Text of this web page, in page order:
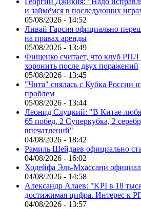
и займёмся в последующих
05/08/2026 - 14:52
Ливай Гарсия официально
на правах аренды
05/08/2026 - 13:49
Фищенко считает, что клуб
хоронить после двух поражений
05/08/2026 - 13:45
"Чита" снялась с Кубка России
проблем
05/08/2026 - 13:44
Леонид Слуцкий: "В Китае
65 побед, 2 Суперкубка, 2
впечатлений"
04/08/2026 - 18:42
Рамиль Шейдаев официально
04/08/2026 - 16:02
Ходейфа Эль-Мхассани
04/08/2026 - 14:58
Александр Алаев: "KPI в 18
достижимая цифра. Интерес к
04/08/2026 - 13:57